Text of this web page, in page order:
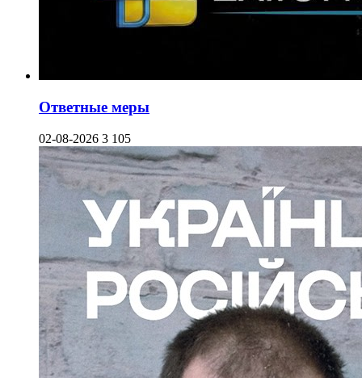
Ответные меры
02-08-2026 3 105